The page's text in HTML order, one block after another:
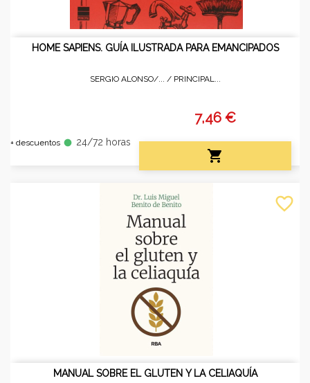
HOME SAPIENS. GUÍA ILUSTRADA PARA EMANCIPADOS
SERGIO ALONSO/... / PRINCIPAL...
+ descuentos fiber_manual_record 24/72 horas
7,46 €

MANUAL SOBRE EL GLUTEN Y LA CELIAQUÍA
favorite_border